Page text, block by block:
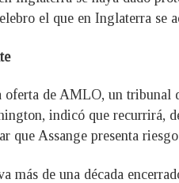
el que en Inglaterra se
oferta de AMLO, un
indicó que recurrirá,
que Assange presenta
más de una década